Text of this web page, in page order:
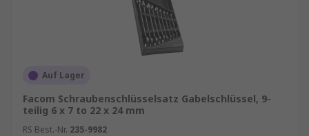
Auf Lager
Facom Schraubenschlüsselsatz Gabelschlüssel, 9-
teilig 6 x 7 to 22 x 24 mm
RS Best.-Nr. 235-9982